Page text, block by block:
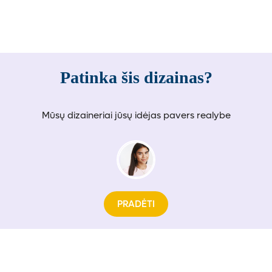
Patinka šis dizainas?
Mūsų dizaineriai jūsų idėjas pavers realybe
PRADĖTI